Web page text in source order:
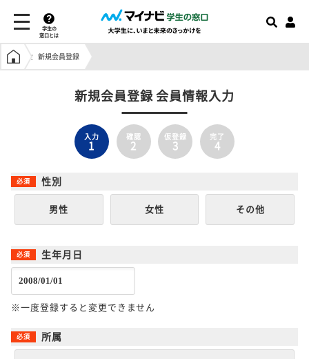
学生の
窓口とは
学生の窓口トップ
新規会員登録
新規会員登録 会員情報入力
入力
1
確認
2
仮登録
3
完了
4
性別
男性 女性 その他
生年月日
※一度登録すると変更できません
所属